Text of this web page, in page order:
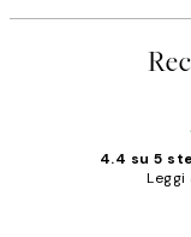
4.4 su 5
Leggi